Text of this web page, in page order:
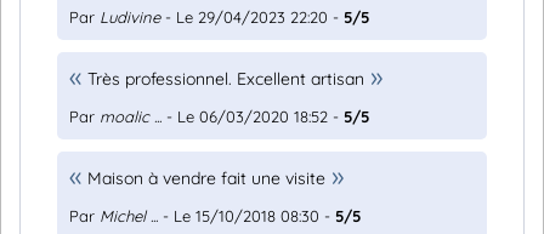
Par Ludivine- Le 29/04/2023 22:20 - 5/5
Très professionnel. Excellent artisan
Par moalic ... - Le 06/03/2020 18:52 - 5/5
Maison à vendre fait une visite
Par Michel ... - Le 15/10/2018 08:30 - 5/5